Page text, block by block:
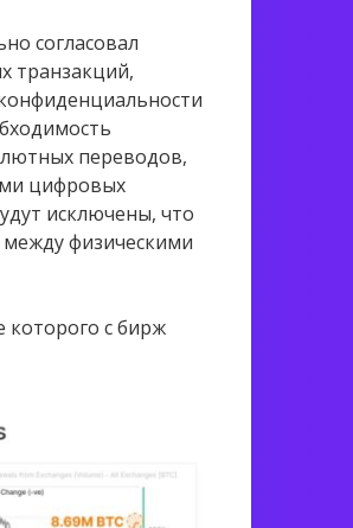
согласовал
транзакций,
переводов,
цифровых
исключены, что
физическими
которого с бирж